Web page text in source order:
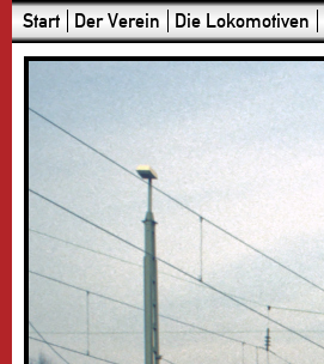
Start Der Verein Die Lokomotiven